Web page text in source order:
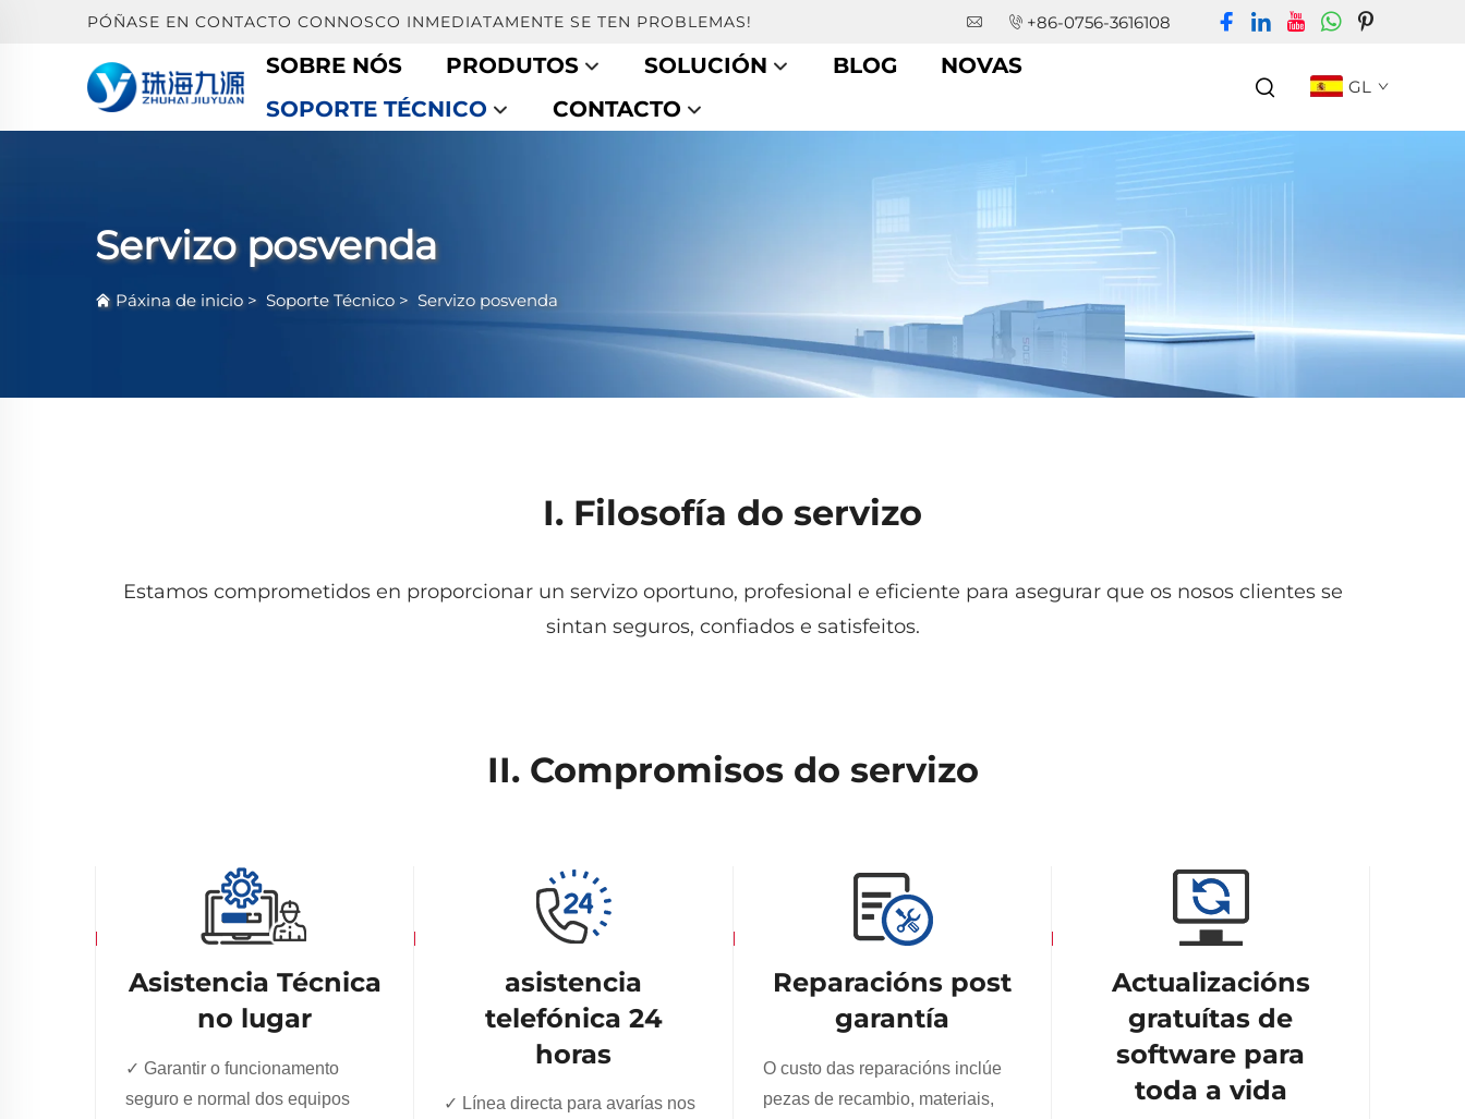
PÓÑASE EN CONTACTO CONNOSCO INMEDIATAMENTE SE TEN PROBLEMAS! +86-0756-3616108
SOBRE NÓS PRODUTOS SOLUCIÓN BLOG
NOVAS
SOPORTE TÉCNICO
CONTACTO
GL
Servizo posvenda
Páxina de inicio > Soporte Técnico > Servizo posvenda
I. Filosofía do servizo
Estamos comprometidos en proporcionar un servizo oportuno, profesional e eficiente para asegurar que os nosos clientes se
sintan seguros, confiados e satisfeitos.
II. Compromisos do servizo
Asistencia Técnica
no lugar
✓ Garantir o funcionamento
seguro e normal dos equipos
asistencia
telefónica 24
horas
✓ Línea directa para avarías nos
Reparacións post
garantía
O custo das reparacións inclúe
pezas de recambio, materiais,
Actualizacións
gratuítas de
software para
toda a vida